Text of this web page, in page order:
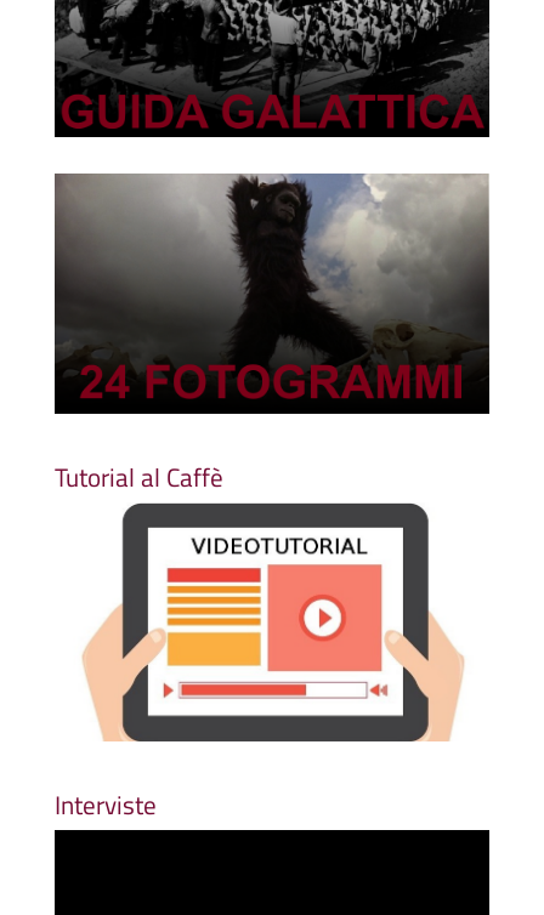
Tutorial al Caffè
Interviste